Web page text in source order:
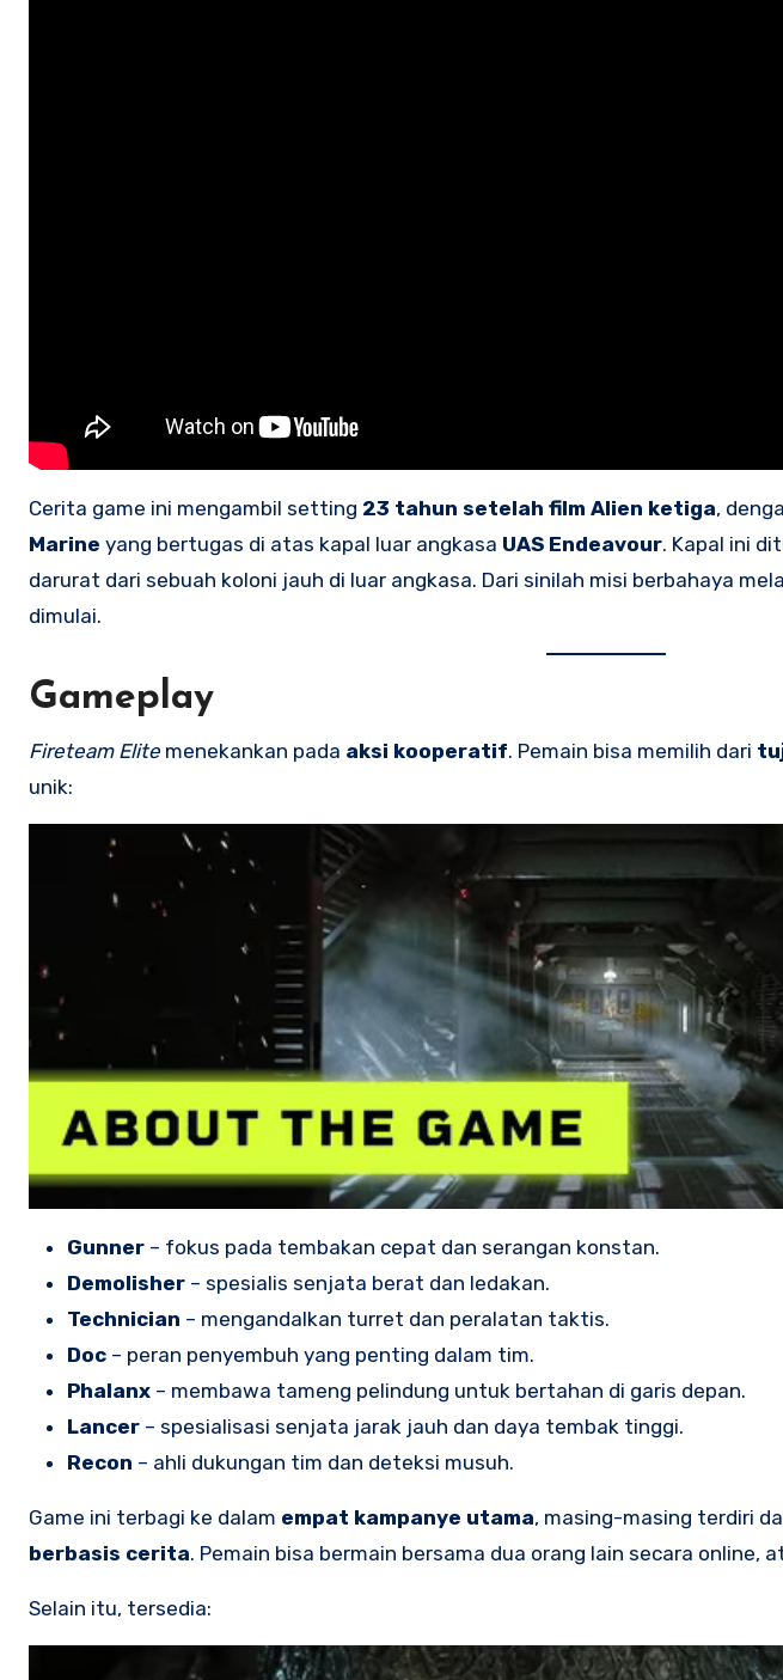
Cerita game ini mengambil setting 23 tahun setelah film Alien ketiga,
Marine yang bertugas di atas kapal luar angkasa UAS Endeavour. Kapal ini
darurat dari sebuah koloni jauh di luar angkasa. Dari sinilah misi berbahaya
dimulai.
Gameplay
Fireteam Elite menekankan pada aksi kooperatif. Pemain bisa memilih dari
unik:
Gunner – fokus pada tembakan cepat dan serangan konstan.
Demolisher – spesialis senjata berat dan ledakan.
Technician – mengandalkan turret dan peralatan taktis.
Doc – peran penyembuh yang penting dalam tim.
Phalanx – membawa tameng pelindung untuk bertahan di garis depan.
Lancer – spesialisasi senjata jarak jauh dan daya tembak tinggi.
Recon – ahli dukungan tim dan deteksi musuh.
Game ini terbagi ke dalam empat kampanye utama, masing-masing terdiri
berbasis cerita. Pemain bisa bermain bersama dua orang lain secara online,
Selain itu, tersedia: